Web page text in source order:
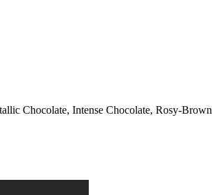
Chocolate, Intense Chocolate, Rosy-Brown